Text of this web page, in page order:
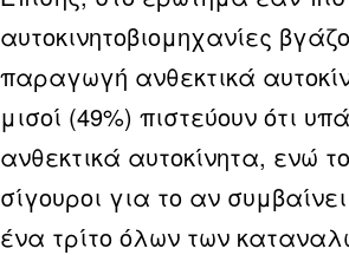
αυτοκινητοβιομηχανίες
παραγωγή ανθεκτικά
μισοί (49%) πιστεύουν ότι
ανθεκτικά αυτοκίνητα, ενώ
σίγουροι για το αν
ένα τρίτο όλων των